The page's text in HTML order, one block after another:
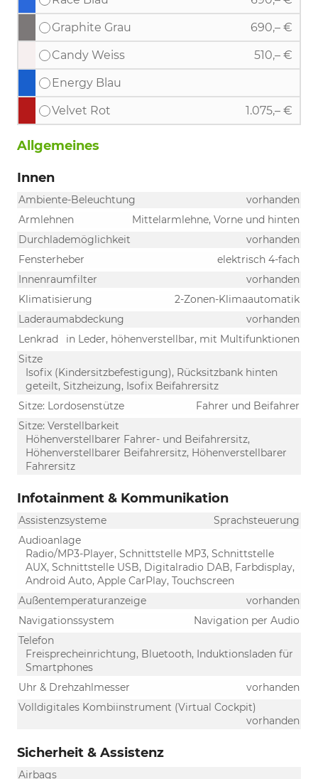
Graphite Grau 690,– €
Candy Weiss 510,– €
Energy Blau
Velvet Rot 1.075,– €
Allgemeines
Innen
Ambiente-Beleuchtung
vorhanden
Armlehnen
Mittelarmlehne, Vorne und hinten
Durchlademöglichkeit
vorhanden
Fensterheber
elektrisch 4-fach
Innenraumfilter
vorhanden
Klimatisierung
2-Zonen-Klimaautomatik
Laderaumabdeckung
vorhanden
Lenkrad
in Leder, höhenverstellbar, mit Multifunktionen
Sitze
Isofix (Kindersitzbefestigung), Rücksitzbank hinten
geteilt, Sitzheizung, Isofix Beifahrersitz
Sitze: Lordosenstütze
Fahrer und Beifahrer
Sitze: Verstellbarkeit
Höhenverstellbarer Fahrer- und Beifahrersitz,
Höhenverstellbarer Beifahrersitz, Höhenverstellbarer
Fahrersitz
Infotainment & Kommunikation
Assistenzsysteme
Sprachsteuerung
Audioanlage
Radio/MP3-Player, Schnittstelle MP3, Schnittstelle
AUX, Schnittstelle USB, Digitalradio DAB, Farbdisplay,
Android Auto, Apple CarPlay, Touchscreen
Außentemperaturanzeige
vorhanden
Navigationssystem
Navigation per Audio
Telefon
Freisprecheinrichtung, Bluetooth, Induktionsladen für
Smartphones
Uhr & Drehzahlmesser
vorhanden
Volldigitales Kombiinstrument (Virtual Cockpit)
vorhanden
Sicherheit & Assistenz
Airbags